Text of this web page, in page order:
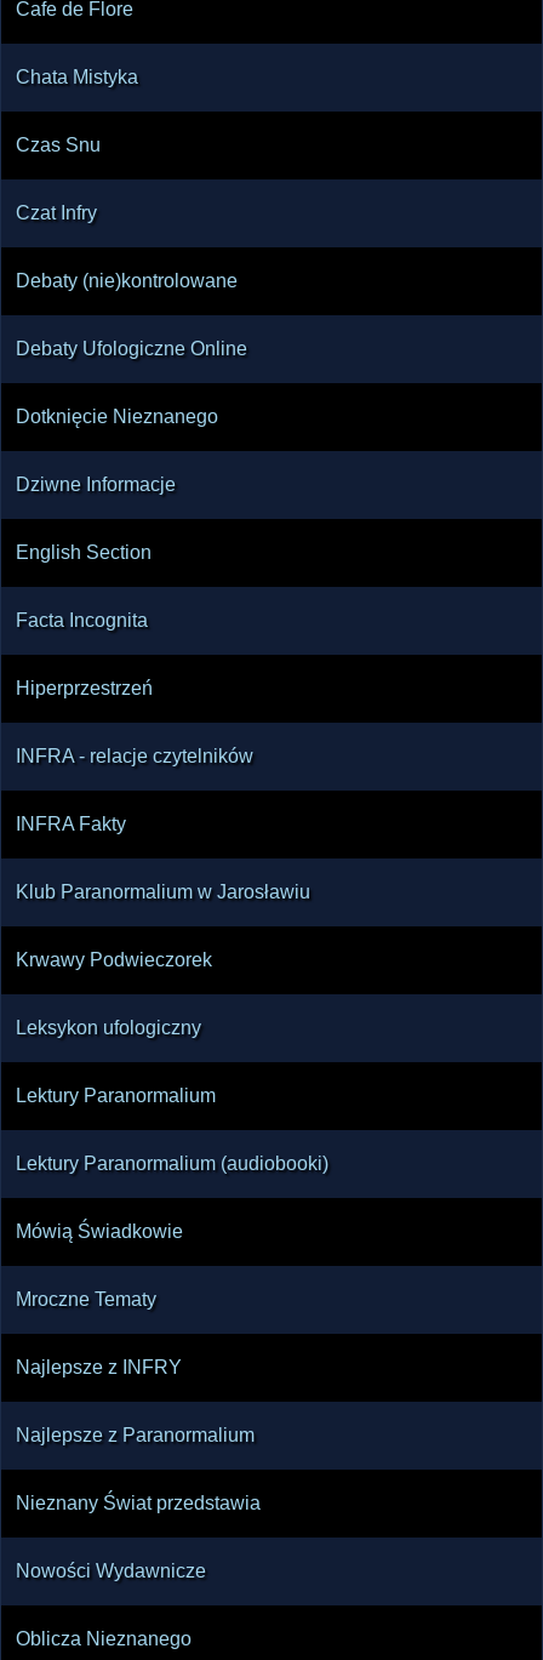
Cafe de Flore
Chata Mistyka
Czas Snu
Czat Infry
Debaty (nie)kontrolowane
Debaty Ufologiczne Online
Dotknięcie Nieznanego
Dziwne Informacje
English Section
Facta Incognita
Hiperprzestrzeń
INFRA - relacje czytelników
INFRA Fakty
Klub Paranormalium w Jarosławiu
Krwawy Podwieczorek
Leksykon ufologiczny
Lektury Paranormalium
Lektury Paranormalium (audiobooki)
Mówią Świadkowie
Mroczne Tematy
Najlepsze z INFRY
Najlepsze z Paranormalium
Nieznany Świat przedstawia
Nowości Wydawnicze
Oblicza Nieznanego